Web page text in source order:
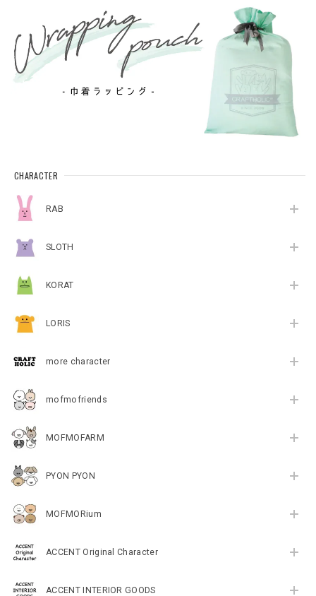
CHARACTER
RAB
SLOTH
KORAT
LORIS
more character
mofmofriends
MOFMOFARM
PYON PYON
MOFMORium
ACCENT Original Character
ACCENT INTERIOR GOODS